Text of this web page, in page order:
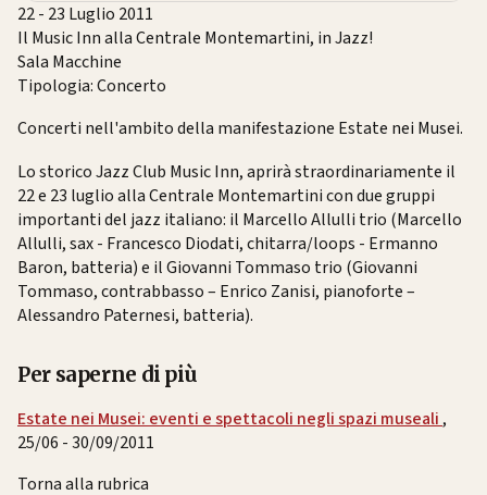
22 - 23 Luglio 2011
Il Music Inn alla Centrale Montemartini, in Jazz!
Sala Macchine
Tipologia: Concerto
Concerti nell'ambito della manifestazione Estate nei Musei.
Lo storico Jazz Club Music Inn, aprirà straordinariamente il
22 e 23 luglio alla Centrale Montemartini con due gruppi
importanti del jazz italiano: il Marcello Allulli trio (Marcello
Allulli, sax - Francesco Diodati, chitarra/loops - Ermanno
Baron, batteria) e il Giovanni Tommaso trio (Giovanni
Tommaso, contrabbasso – Enrico Zanisi, pianoforte –
Alessandro Paternesi, batteria).
Per saperne di più
Estate nei Musei: eventi e spettacoli negli spazi museali ,
25/06 - 30/09/2011
Torna alla rubrica